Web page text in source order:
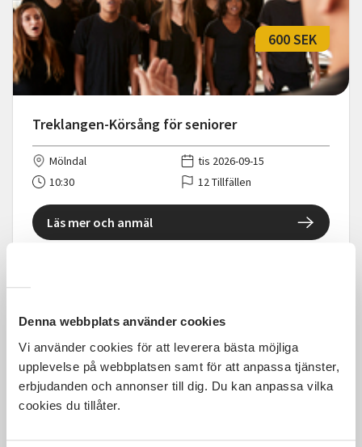
Denna webbplats använder cookies
Vi använder cookies för att leverera bästa möjliga
upplevelse på webbplatsen samt för att anpassa tjänster,
erbjudanden och annonser till dig. Du kan anpassa vilka
cookies du tillåter.
Treklangen-Körsång för seniorer
600 SEK
Mölndal
tis 2026-09-15
10:30
12 Tillfällen
Läs mer och anmäl
resa med Åsa Fång mfl (Aktiva